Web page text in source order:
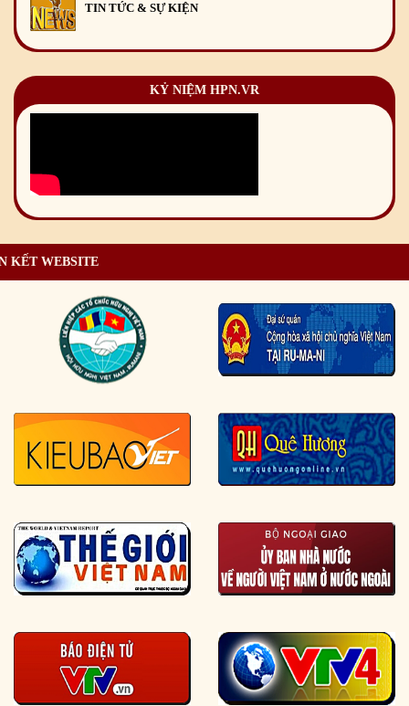
TIN TỨC & SỰ KIỆN
KỶ NIỆM HPN.VR
KẾT WEBSITE